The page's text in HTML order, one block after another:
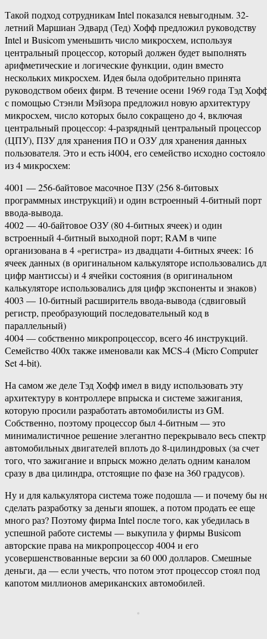
Такой подход сотрудникам Intel показался невыгодным. 32-
летний Маршиан Эдвард (Тед) Хофф предложил руководству
Intel и Busicom уменьшить число микросхем, используя
центральный процессор, который должен будет выполнять
арифметические и логические функции, один вместо
нескольких микросхем. Идея была одобрительно принята
руководством обеих фирм. В течение осени 1969 года Тэд
с помощью Стэнли Мэйзора предложил новую архитектуру
микросхем, число которых было сокращено до 4, включая
центральный процессор: 4-разрядный центральный процессор
(ЦПУ), ПЗУ для хранения ПО и ОЗУ для хранения данных
пользователя. Это и есть i4004, его семейство исходно состояло
из 4 микросхем:
4001 — 256-байтовое масочное ПЗУ (256 8-битовых
программных инструкций) и один встроенный 4-битный порт
ввода-вывода.
4002 — 40-байтовое ОЗУ (80 4-битных ячеек) и один
встроенный 4-битный выходной порт; RAM в чипе
организована в 4 «регистра» из двадцати 4-битных ячеек: 16
ячеек данных (в оригинальном калькуляторе использовались
цифр мантиссы) и 4 ячейки состояния (в оригинальном
калькуляторе использовались для цифр экспоненты и знаков)
4003 — 10-битный расширитель ввода-вывода (сдвиговый
регистр, преобразующий последовательный код в
параллельный)
4004 — собственно микропроцессор, всего 46 инструкций.
Семейство 400x также именовали как MCS-4 (Micro Computer
Set 4-bit).
На самом же деле Тэд Хофф имел в виду использовать эту
архитектуру в контроллере впрыска и системе зажигания,
которую просили разработать автомобилисты из GM.
Собственно, поэтому процессор был 4-битным — это
минималистичное решение элегантно перекрывало весь спектр
автомобильных двигателей вплоть до 8-цилиндровых (за счет
того, что зажигание и впрыск можно делать одним каналом
сразу в два цилиндра, отстоящие по фазе на 360 градусов).
Ну и для калькулятора система тоже подошла — и почему бы
сделать разработку за деньги япошек, а потом продать ее еще
много раз? Поэтому фирма Intel после того, как убедилась в
успешной работе системы — выкупила у фирмы Busicom
авторские права на микропроцессор 4004 и его
усовершенствованные версии за 60 000 долларов. Смешные
деньги, да — если учесть, что потом этот процессор стоял под
капотом миллионов американских автомобилей.